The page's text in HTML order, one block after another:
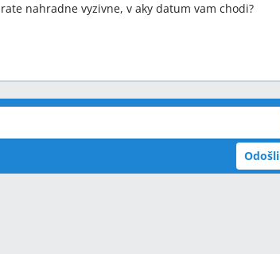
nahradne vyzivne, v aky datum vam chodi?
Odošli